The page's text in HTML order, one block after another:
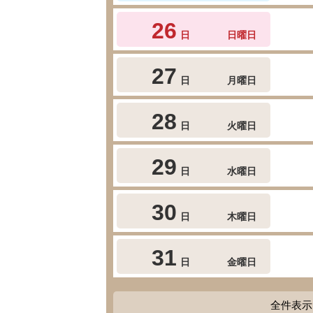
26 日 日曜日
27 日 月曜日
28 日 火曜日
29 日 水曜日
30 日 木曜日
31 日 金曜日
全件表示